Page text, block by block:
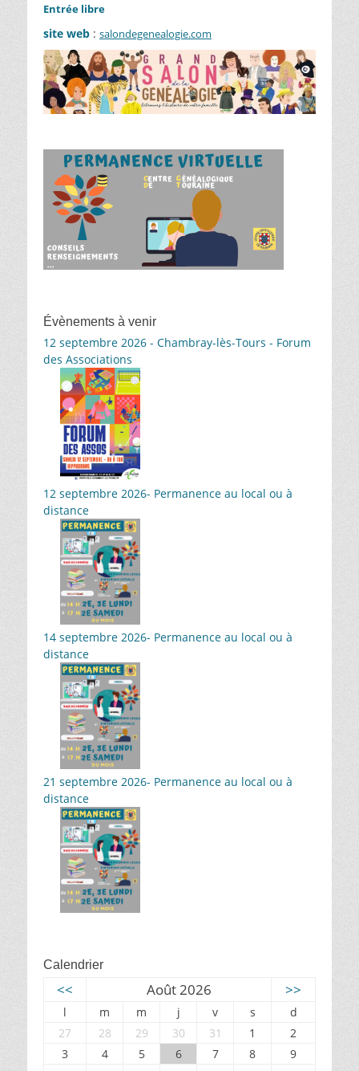
Entrée libre
site web : salondegenealogie.com
Évènements à venir
12 septembre 2026 - Chambray-lès-Tours - Forum
des Associations
12 septembre 2026- Permanence au local ou à
distance
14 septembre 2026- Permanence au local ou à
distance
21 septembre 2026- Permanence au local ou à
distance
Calendrier
<< Août 2026 >>
l m m j v s
d
27
28 29 30 31 1
2
3
4 5 6 7 8
9